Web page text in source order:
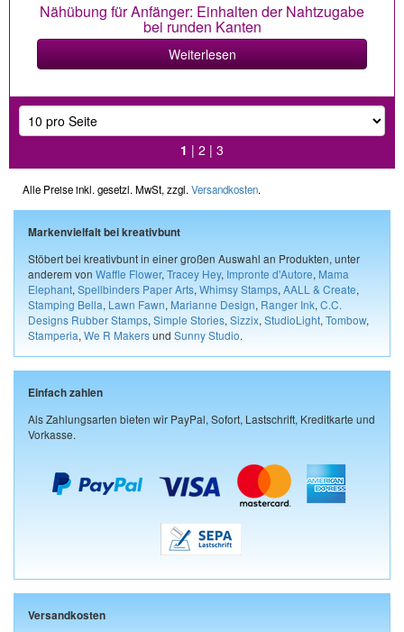
Nähübung für Anfänger: Einhalten der Nahtzugabe
bei runden Kanten
Weiterlesen
1 | 2 | 3
Alle Preise inkl. gesetzl. MwSt, zzgl. Versandkosten.
Markenvielfalt bei kreativbunt
Stöbert bei kreativbunt in einer großen Auswahl an Produkten, unter
anderem von Waffle Flower, Tracey Hey, Impronte d'Autore, Mama
Elephant, Spellbinders Paper Arts, Whimsy Stamps, AALL & Create,
Stamping Bella, Lawn Fawn, Marianne Design, Ranger Ink, C.C.
Designs Rubber Stamps, Simple Stories, Sizzix, StudioLight, Tombow,
Stamperia, We R Makersund Sunny Studio.
Einfach zahlen
Als Zahlungsarten bieten wir PayPal, Sofort, Lastschrift, Kreditkarte und
Vorkasse.
Versandkosten